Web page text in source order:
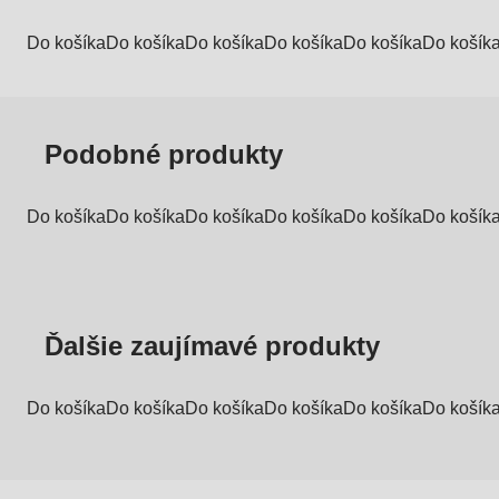
Do košíkaDo košíkaDo košíkaDo košíkaDo košíkaDo košíka
Podobné produkty
Do košíkaDo košíkaDo košíkaDo košíkaDo košíkaDo košíka
Ďalšie zaujímavé produkty
Do košíkaDo košíkaDo košíkaDo košíkaDo košíkaDo košíka